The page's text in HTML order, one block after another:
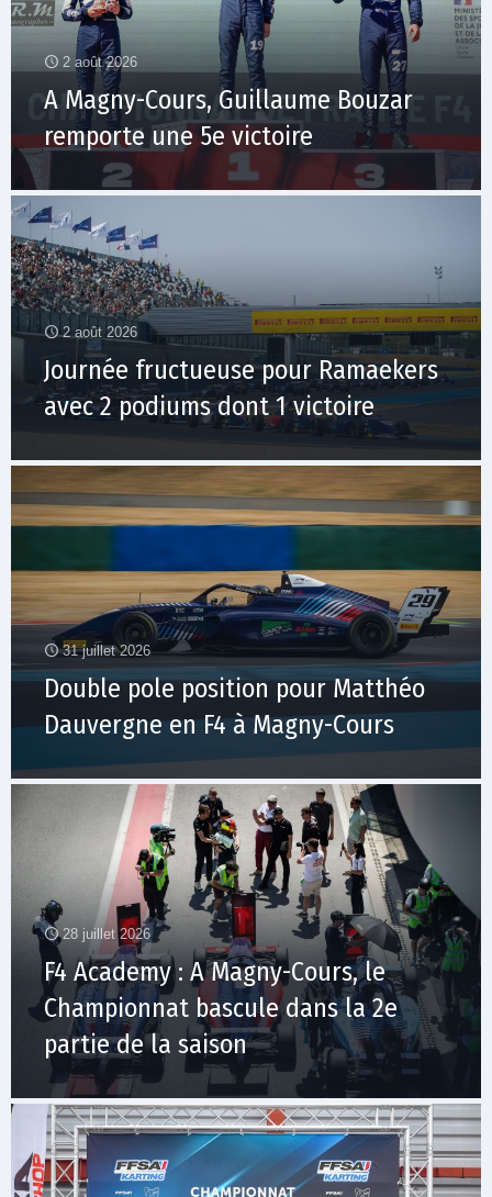
2 août 2026
A Magny-Cours, Guillaume Bouzar
remporte une 5e victoire
2 août 2026
Journée fructueuse pour Ramaekers
avec 2 podiums dont 1 victoire
31 juillet 2026
Double pole position pour Matthéo
Dauvergne en F4 à Magny-Cours
28 juillet 2026
F4 Academy : A Magny-Cours, le
Championnat bascule dans la 2e
partie de la saison